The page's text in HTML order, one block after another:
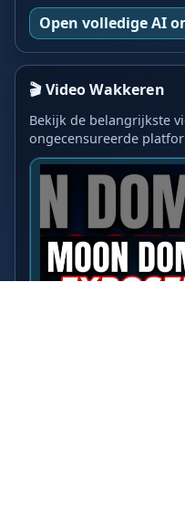
Open volledige AI
🎬 Video Wakkeren
Bekijk de belangrijkste
ongecensureerde